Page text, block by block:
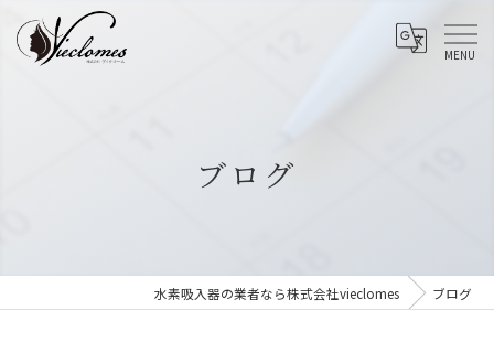
ブログ
水素吸入器の業者なら株式会社vieclomes ブログ